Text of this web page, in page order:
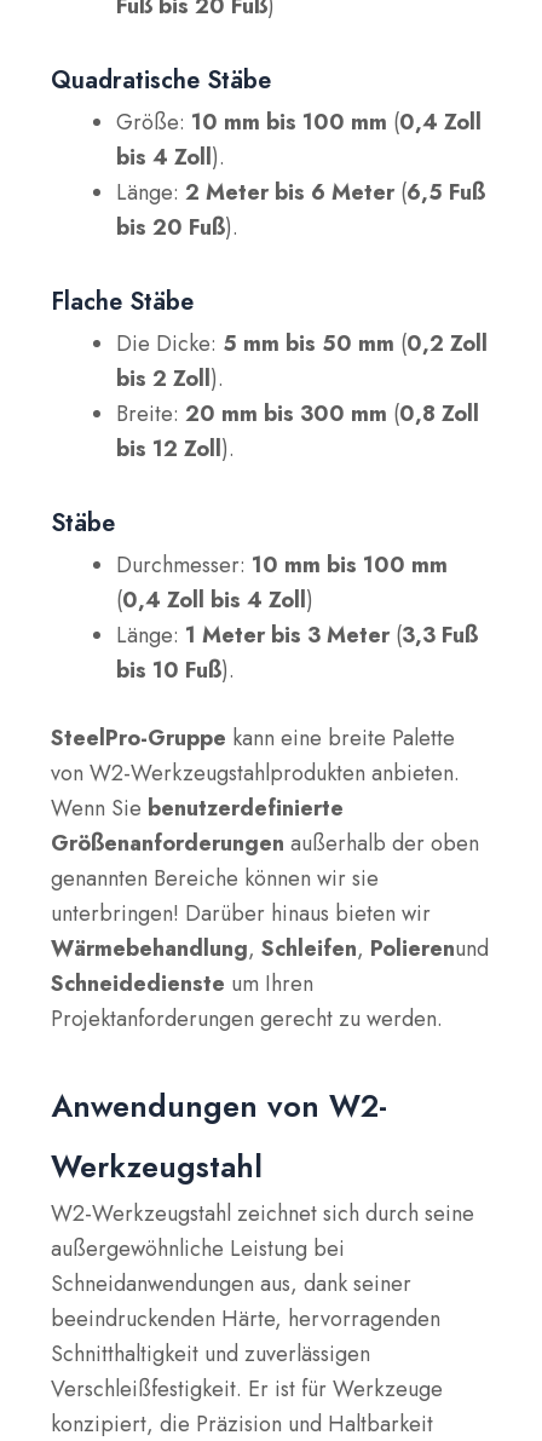
Fuß bis 20 Fuß)
Quadratische Stäbe
Größe: 10 mm bis 100 mm (0,4 Zoll
bis 4 Zoll).
Länge:2 Meter bis 6 Meter(6,5 Fuß
bis 20 Fuß).
Flache Stäbe
Die Dicke: 5 mm bis 50 mm (0,2 Zoll
bis 2 Zoll).
Breite:20 mm bis 300 mm (0,8 Zoll
bis 12 Zoll).
Stäbe
Durchmesser: 10 mm bis 100 mm
(0,4 Zoll bis 4 Zoll)
Länge: 1 Meter bis 3 Meter(3,3 Fuß
bis 10 Fuß).
SteelPro-Gruppe kann eine breite Palette
von W2-Werkzeugstahlprodukten anbieten.
Wenn Sie benutzerdefinierte
Größenanforderungen außerhalb der oben
genannten Bereiche können wir sie
unterbringen! Darüber hinaus bieten wir
Wärmebehandlung,Schleifen, Polierenund
Schneidedienste um Ihren
Projektanforderungen gerecht zu werden.
Anwendungen von W2-
Werkzeugstahl
W2-Werkzeugstahl zeichnet sich durch seine
außergewöhnliche Leistung bei
Schneidanwendungen aus, dank seiner
beeindruckenden Härte, hervorragenden
Schnitthaltigkeit und zuverlässigen
Verschleißfestigkeit. Er ist für Werkzeuge
konzipiert, die Präzision und Haltbarkeit